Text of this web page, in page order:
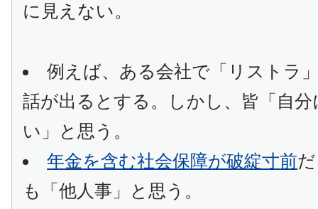
に見えない。
例えば、ある会社で「リストラ
話が出るとする。しかし、皆「自
い」と思う。
年金を含む社会保障が破綻寸前
も「他人事」と思う。